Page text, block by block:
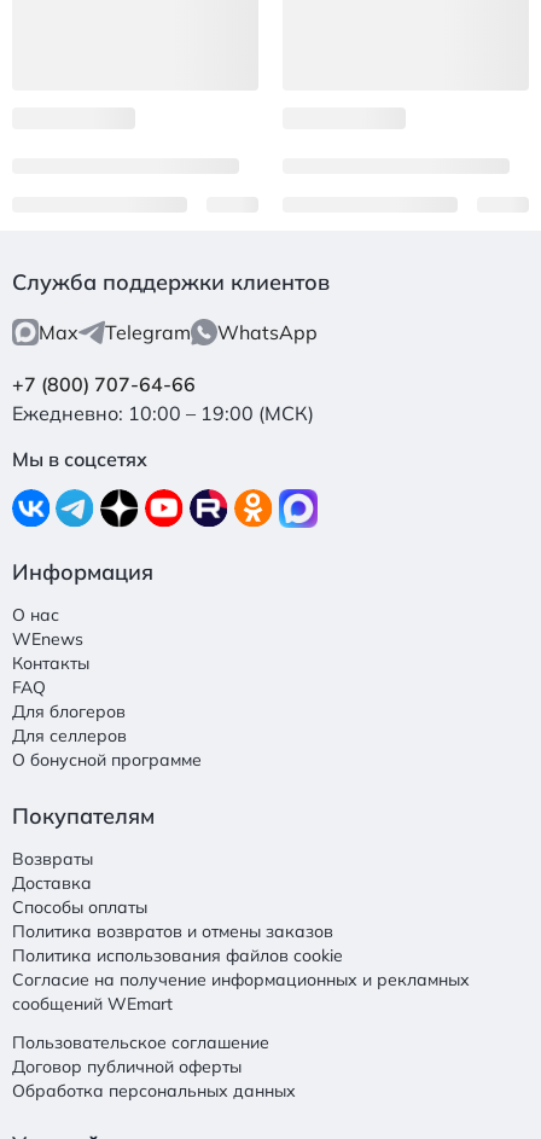
Служба поддержки клиентов
Max Telegram WhatsApp
+7 (800) 707-64-66
Ежедневно: 10:00 – 19:00 (МСК)
Мы в соцсетях
Информация
О нас
WEnews
Контакты
FAQ
Для блогеров
Для селлеров
О бонусной программе
Покупателям
Возвраты
Доставка
Способы оплаты
Политика возвратов и отмены заказов
Политика использования файлов cookie
Согласие на получение информационных и рекламных
сообщений WEmart
Пользовательское соглашение
Договор публичной оферты
Обработка персональных данных